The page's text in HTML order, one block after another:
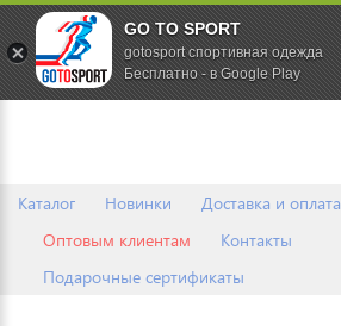
Каталог Новинки Доставка и оплата
Оптовым клиентам
Контакты
Подарочные сертификаты
GO TO SPORT
gotosport спортивная одежда
Бесплатно - в Google Play